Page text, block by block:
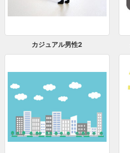
カジュアル男性2